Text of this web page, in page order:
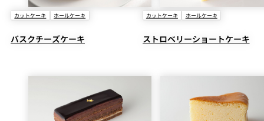
カットケーキ ホールケーキ
バスクチーズケーキ
カットケーキ ホールケーキ
ストロベリーショートケーキ